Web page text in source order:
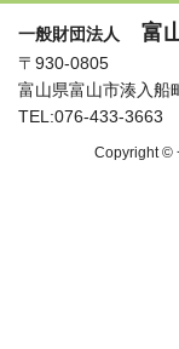
一般財団法人 富
〒930-0805
富山県富山市湊入船
TEL:076-433-3663
Copyright ©